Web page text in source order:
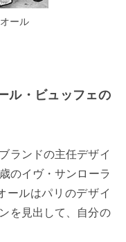
ール
ル・ビュッフェの
ランドの主任デザイ
のイヴ・サンローラ
ールはパリのデザイ
を見出して、自分の